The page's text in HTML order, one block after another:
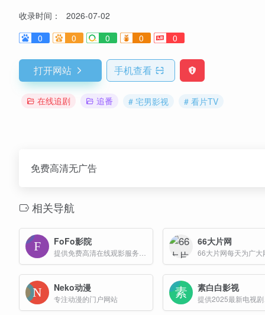
收录时间：
2026-07-02
0
0 0 0 0
打开网站 手机查看
在线追剧 追番 # 宅男影视 # 看片TV
免费高清无广告
相关导航
FoFo影院 66大片网
Neko动漫
专注动漫的门户网站
素白白影视